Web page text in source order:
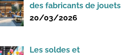
des fabricants de jouets
20/03/2026
Les soldes et